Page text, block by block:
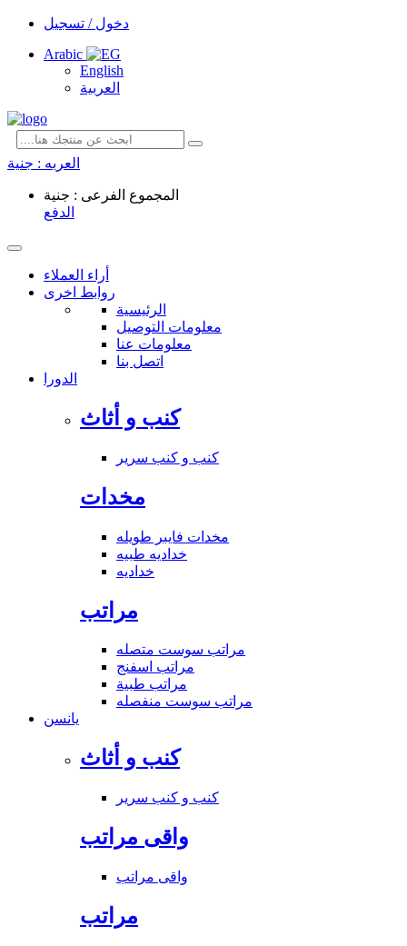
دخول / تسجيل
Arabic
English
العربية
العربه : جنية
المجموع الفرعى : جنية
الدفع
أراء العملاء
روابط اخرى
الرئيسية
معلومات التوصيل
معلومات عنا
اتصل بنا
الدورا
كنب و أثاث
كنب و كنب سرير
مخدات
مخدات فايبر طويله
خداديه طبيه
خداديه
مراتب
مراتب سوست متصله
مراتب اسفنج
مراتب طبية
مراتب سوست منفصله
يانسن
كنب و أثاث
كنب و كنب سرير
واقى مراتب
واقى مراتب
مراتب